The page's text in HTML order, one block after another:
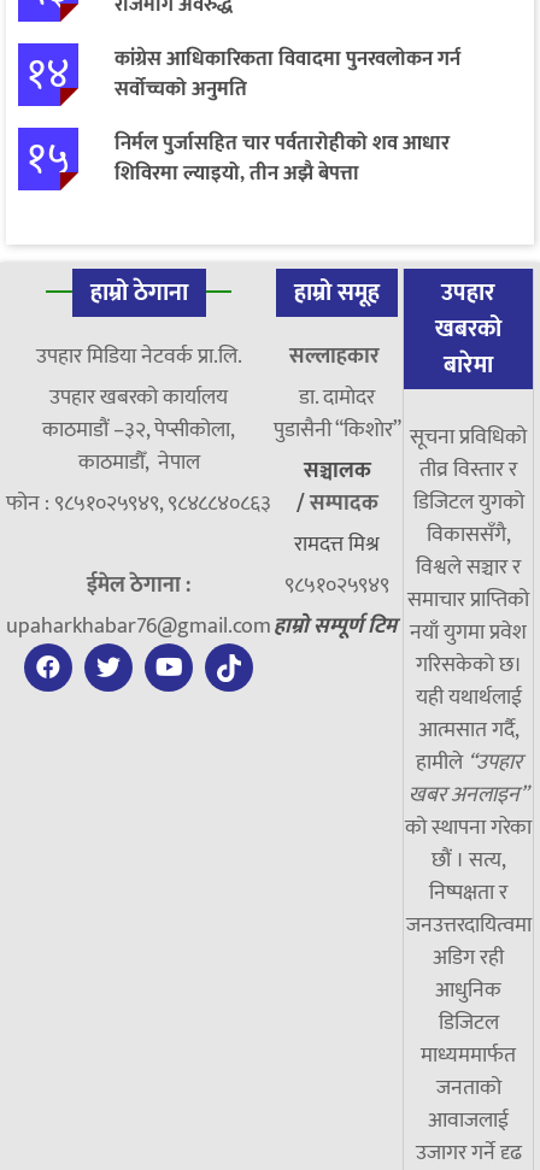
१४
कांग्रेस आधिकारिकता विवादमा पुनरवलोकन गर्न
सर्वोच्चको अनुमति
१५
निर्मल पुर्जासहित चार पर्वतारोहीको शव आधार
शिविरमा ल्याइयो, तीन अझै बेपत्ता
हाम्रो ठेगाना
उपहार मिडिया नेटवर्क प्रा.लि.
उपहार खबरको कार्यालय
काठमाडौं –३२, पेप्सीकोला,
काठमाडौँ, नेपाल
फोन : ९८५१०२५९४९, ९८४८८४०८६३
ईमेल ठेगाना :
upaharkhabar76@gmail.com
हाम्रो समूह
सल्लाहकार
डा. दामाेदर
पुडासैनी “किशाेर”
सञ्चालक
/सम्पादक
रामदत्त मिश्र
९८५१०२५९४९
हाम्रो सम्पूर्ण टिम
उपहार
खबरको
बारेमा
सूचना प्रविधिको
तीव्र विस्तार र
डिजिटल युगको
विकाससँगै,
विश्वले सञ्चार र
समाचार प्राप्तिको
नयाँ युगमा प्रवेश
गरिसकेको छ।
यही यथार्थलाई
आत्मसात गर्दै,
हामीले “उपहार
खबर अनलाइन”
को स्थापना गरेका
छौं । सत्य,
निष्पक्षता र
जनउत्तरदायित्वमा
अडिग रही
आधुनिक
डिजिटल
माध्यममार्फत
जनताको
आवाजलाई
उजागर गर्ने दृढ